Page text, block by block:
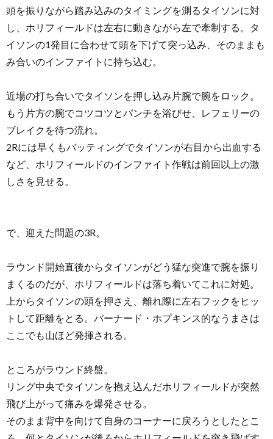
頭を振りながら踏み込みのタイミングを測るタイソンに対
し、ホリフィールドは左右に動きながら左で牽制する。タ
イソンの1発目に合わせて頭を下げて突っ込み、そのままも
み合いのインファイトに持ち込む。
近場の打ち合いでタイソンを押し込み片腕で腕をロック。
もう片方の腕でコツコツとパンチを浴びせ、レフェリーの
ブレイクを待つ流れ。
2Rには早くもバッティングでタイソンが右目から出血する
など、ホリフィールドのインファイト作戦は前回以上の激
しさを見せる。
で、迎えた問題の3R。
ラウンド開始直後からタイソンがどう猛な突進で腕を振り
まくるのだが、ホリフィールドは落ち着いてこれに対処。
上からタイソンの頭を押さえ、離れ際に左右フックをヒッ
トして距離をとる。バーナード・ホプキンス的なうまさは
ここでも山ほど発揮される。
ところがラウンド終盤。
リング中央でタイソンを抱え込んだホリフィールドが突然
飛び上がって痛みを爆発させる。
そのまま背中を向けて自身のコーナーに戻ろうとしたとこ